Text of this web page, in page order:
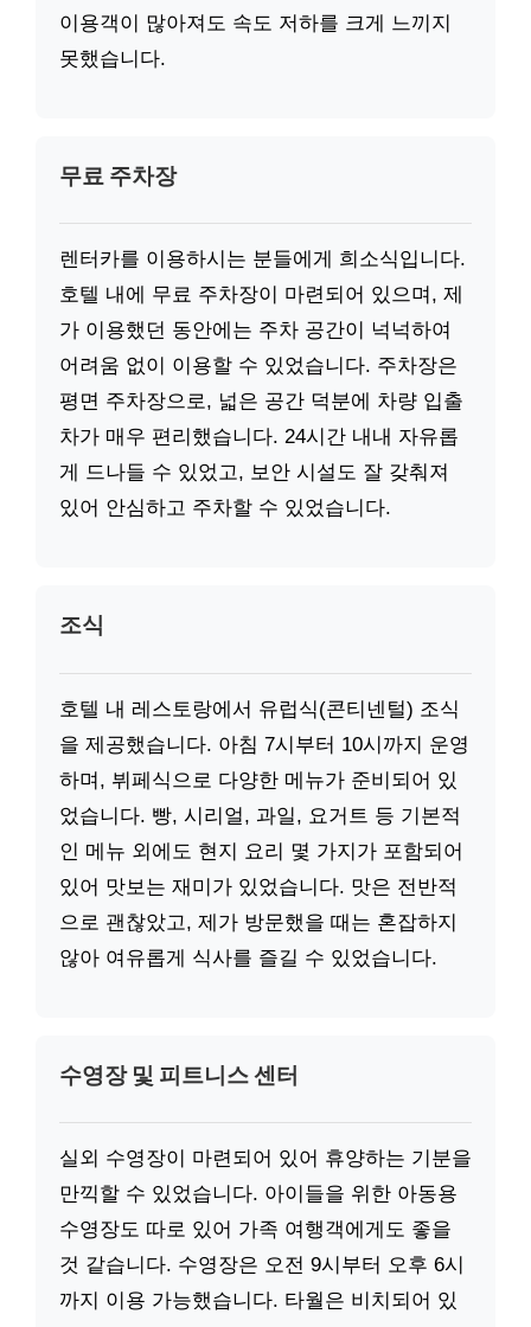
이용객이 많아져도 속도 저하를 크게 느끼지
못했습니다.
무료 주차장
렌터카를 이용하시는 분들에게 희소식입니다.
호텔 내에 무료 주차장이 마련되어 있으며, 제
가 이용했던 동안에는 주차 공간이 넉넉하여
어려움 없이 이용할 수 있었습니다. 주차장은
평면 주차장으로, 넓은 공간 덕분에 차량 입출
차가 매우 편리했습니다. 24시간 내내 자유롭
게 드나들 수 있었고, 보안 시설도 잘 갖춰져
있어 안심하고 주차할 수 있었습니다.
조식
호텔 내 레스토랑에서 유럽식(콘티넨털) 조식
을 제공했습니다. 아침 7시부터 10시까지 운영
하며, 뷔페식으로 다양한 메뉴가 준비되어 있
었습니다. 빵, 시리얼, 과일, 요거트 등 기본적
인 메뉴 외에도 현지 요리 몇 가지가 포함되어
있어 맛보는 재미가 있었습니다. 맛은 전반적
으로 괜찮았고, 제가 방문했을 때는 혼잡하지
않아 여유롭게 식사를 즐길 수 있었습니다.
수영장 및 피트니스 센터
실외 수영장이 마련되어 있어 휴양하는 기분을
만끽할 수 있었습니다. 아이들을 위한 아동용
수영장도 따로 있어 가족 여행객에게도 좋을
것 같습니다. 수영장은 오전 9시부터 오후 6시
까지 이용 가능했습니다. 타월은 비치되어 있